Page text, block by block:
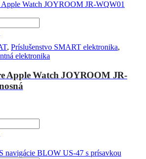
, Príslušenstvo SMART elektronika,
elektronika
Apple Watch JOYROOM JR-